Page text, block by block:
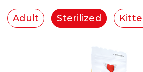
Adult Sterilized